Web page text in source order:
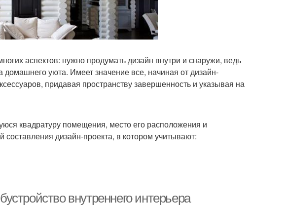
аспектов: нужно продумать дизайн внутри и снаружи, ведь
домашнего уюта. Имеет значение все, начиная от дизайн-
придавая пространству завершенность и указывая на
квадратуру помещения, место его расположения и
составления дизайн-проекта, в котором учитывают:
внутреннего интерьера